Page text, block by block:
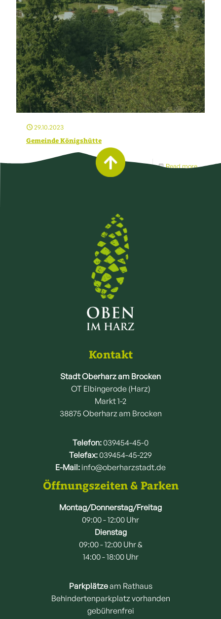
29.10.2023
Gemeinde Königshütte
Read more
Kontakt
Stadt Oberharz am Brocken
OT Elbingerode (Harz)
Markt 1-2
38875 Oberharz am Brocken
Telefon:039454-45-0
Telefax:039454-45-229
E-Mail: info@oberharzstadt.de
Öffnungszeiten & Parken
Montag/Donnerstag/Freitag
09:00 - 12:00 Uhr
Dienstag
09:00 - 12:00 Uhr &
14:00 - 18:00 Uhr
Parkplätzeam Rathaus
Behindertenparkplatz vorhanden
gebührenfrei